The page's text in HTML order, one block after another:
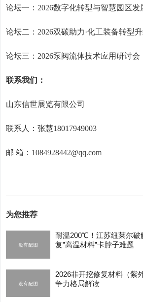
论坛一： 2026数字化转型与智慧园区发
论坛二： 2026双碳助力·化工装备转型
论坛三： 2026泵阀流体技术应用研讨会
联系我们：
山东信世展览有限公司
联系人：张慧18017949003
邮 箱： 1084928442@qq.com
为您推荐
耐温200℃！江苏纽莱尔破
复”高温材料”卡脖子难题
2026非开挖修复材料（紫
争力格局解读